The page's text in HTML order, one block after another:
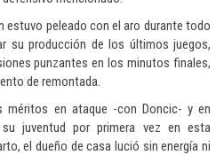
estuvo peleado con el aro durante todo
su producción de los últimos juegos,
punzantes en los minutos finales,
de remontada.
méritos en ataque -con Doncic- y en
juventud por primera vez en esta
el dueño de casa lució sin energía ni